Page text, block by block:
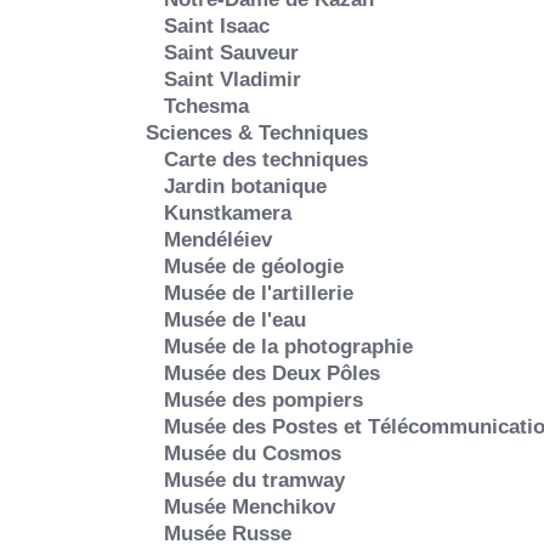
Saint Isaac
Saint Sauveur
Saint Vladimir
Tchesma
Sciences & Techniques
Carte des techniques
Jardin botanique
Kunstkamera
Mendéléiev
Musée de géologie
Musée de l'artillerie
Musée de l'eau
Musée de la photographie
Musée des Deux Pôles
Musée des pompiers
Musée des Postes et
Musée du Cosmos
Musée du tramway
Musée Menchikov
Musée Russe